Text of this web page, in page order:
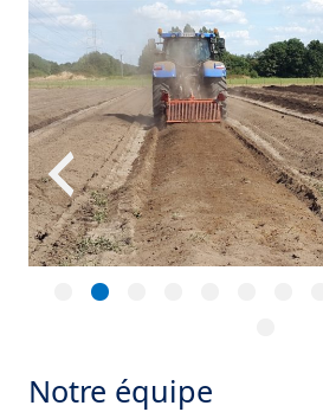
Notre équipe